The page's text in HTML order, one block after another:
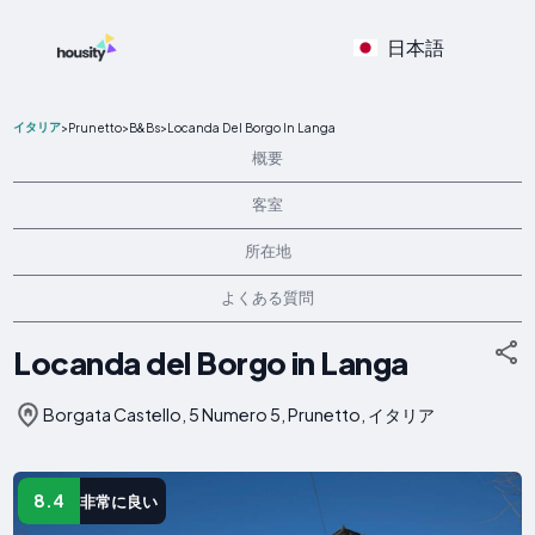
日本語
イタリア>Prunetto>B&Bs>Locanda Del Borgo In Langa
概要
客室
所在地
よくある質問
Locanda del Borgo in Langa
Borgata Castello, 5 Numero 5, Prunetto, イタリア
8.4 非常に良い